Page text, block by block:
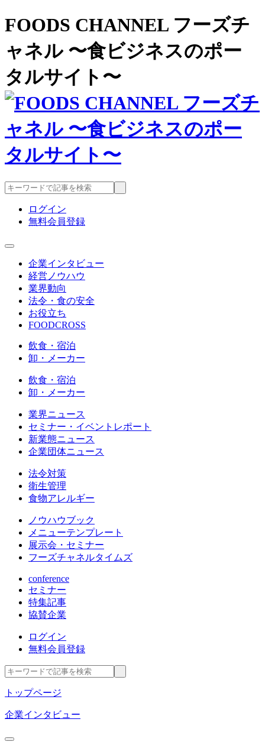
FOODS CHANNEL フーズチ
ャネル 〜食ビジネスのポー
タルサイト〜
ログイン
無料会員登録
企業インタビュー
経営ノウハウ
業界動向
法令・食の安全
お役立ち
FOODCROSS
飲食・宿泊
卸・メーカー
飲食・宿泊
卸・メーカー
業界ニュース
セミナー・イベントレポート
新業態ニュース
企業団体ニュース
法令対策
衛生管理
食物アレルギー
ノウハウブック
メニューテンプレート
展示会・セミナー
フーズチャネルタイムズ
conference
セミナー
特集記事
協賛企業
ログイン
無料会員登録
トップページ
企業インタビュー